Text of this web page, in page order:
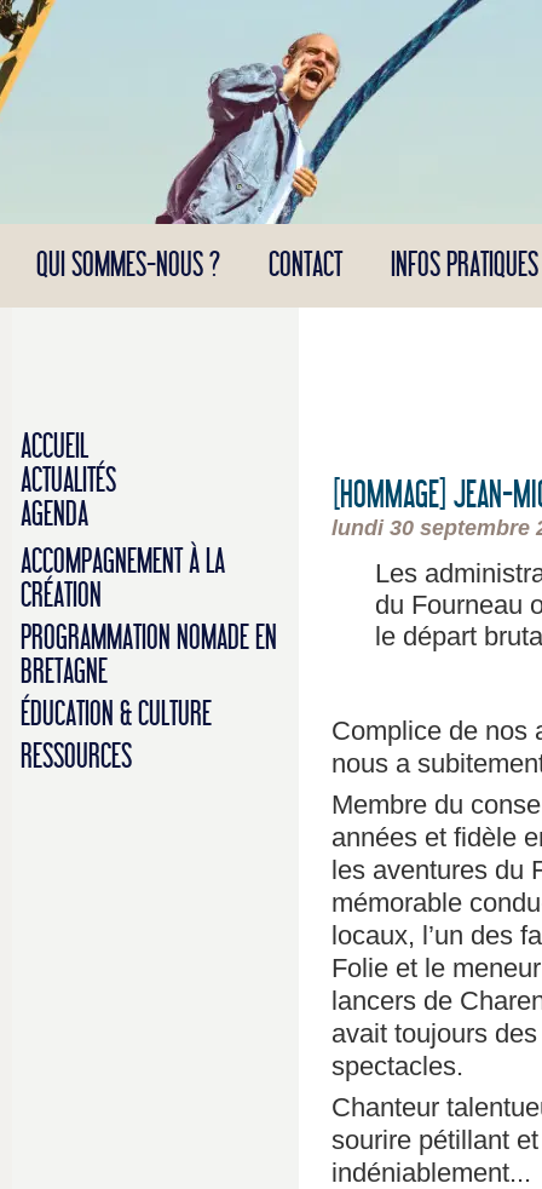
Panneau de gestion des cookies
QUI SOMMES-NOUS ? CONTACT INFOS PRATIQUES
ACCUEIL
ACTUALITÉS
AGENDA
ACCOMPAGNEMENT À LA
CRÉATION
PROGRAMMATION NOMADE EN
BRETAGNE
ÉDUCATION & CULTURE
RESSOURCES
[HOMMAGE] JEAN-
lundi 30 septembre
Les
du Fourneau
le départ
Complice de nos
nous a
Membre du
années et fidèle
les aventures du
mémorable
locaux, l’un des
Folie et le
lancers de
avait toujours
spectacles.
Chanteur
sourire pétillant
indéniablement...